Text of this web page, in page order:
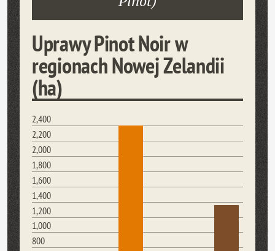
Uprawy Pinot Noir w
regionach Nowej Zelandii
(ha)
2,400
2,200
2,000
1,800
1,600
1,400
1,200
1,000
800